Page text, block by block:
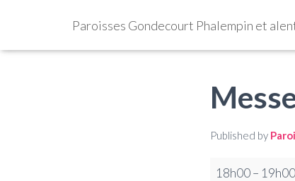
Paroisses Gondecourt Phalempin et
Published by
18h00– 19h00